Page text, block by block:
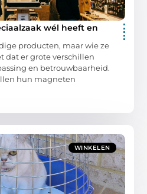
wél heeft en
producten, maar wie ze
dat er grote verschillen
en betrouwbaarheid.
hun magneten
WINKELEN